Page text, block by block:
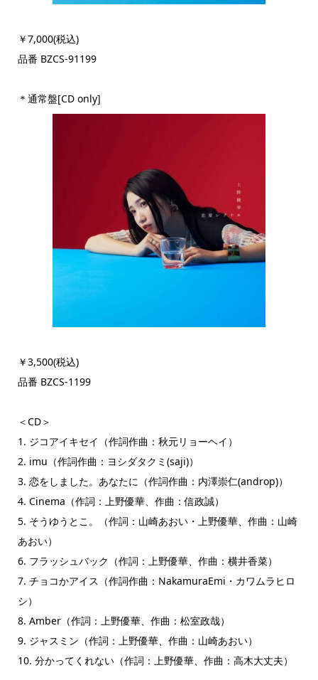
￥7,000(税込)
品番 BZCS-91199
＊通常盤[CD only]
￥3,500(税込)
品番 BZCS-1199
＜CD＞
1. ジコアイキセイ（作詞作曲：秋元リョーヘイ）
2. imu（作詞作曲：ヨシダタクミ(saji)）
3. 恋をしました。あなたに（作詞作曲：内澤崇仁(androp)）
4. Cinema（作詞：上野優華、作曲：信政誠）
5. そうゆうとこ。（作詞：山崎あおい・上野優華、作曲：山崎
あおい）
6. フラッシュバック（作詞：上野優華、作曲：横井香菜）
7. チョコかアイス（作詞作曲：NakamuraEmi・カワムラヒロ
シ）
8. Amber（作詞：上野優華、作曲：松室政哉）
9. ジャスミン（作詞：上野優華、作曲：山崎あおい）
10. 分かってくれない（作詞：上野優華、作曲：高木大丈夫）